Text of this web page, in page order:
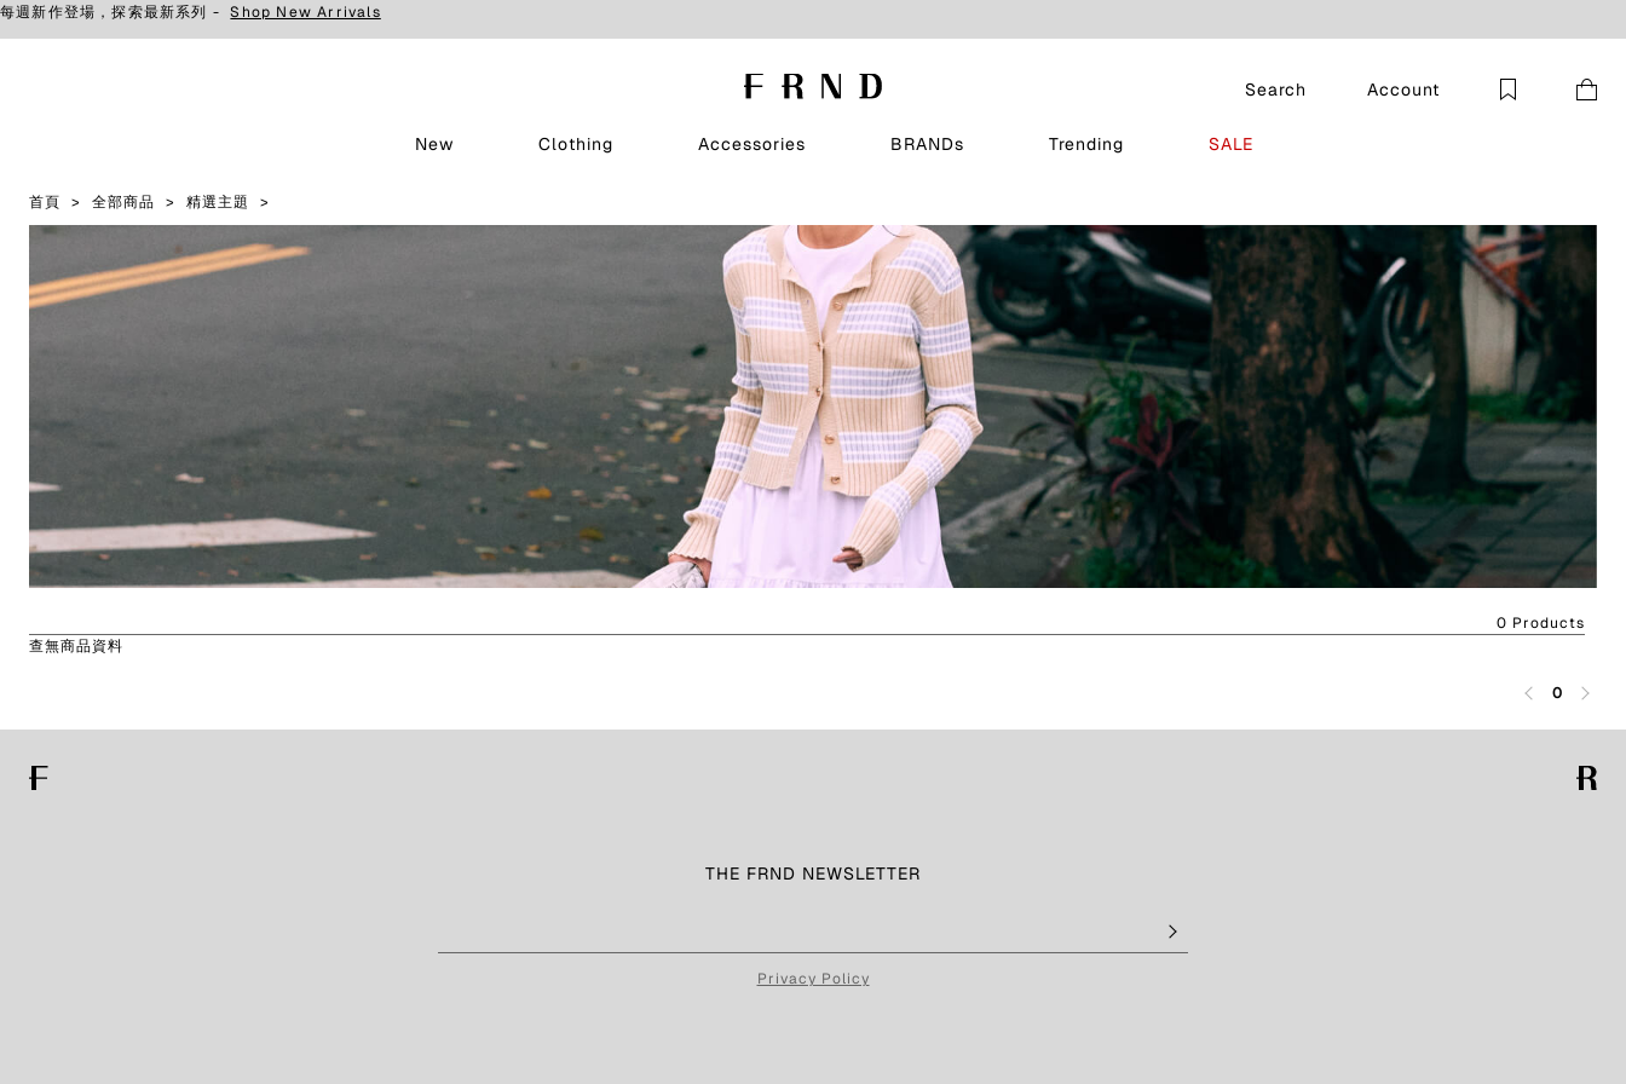
每週新作登場，探索最新系列 -Shop New Arrivals
Account
Search
New Clothing Accessories BRANDs Trending SALE
首頁 全部商品 精選主題
0 Products
查無商品資料
0
THE FRND NEWSLETTER
Privacy Policy